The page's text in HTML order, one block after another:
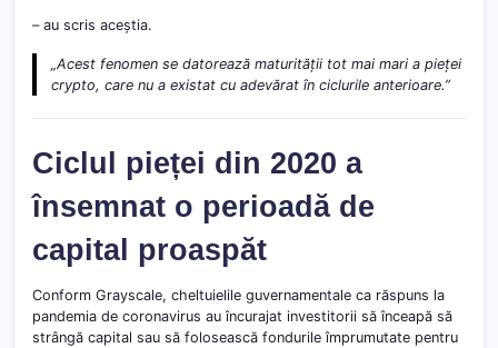
– au scris aceștia.
„Acest fenomen se datorează maturității tot mai mari a pieței
crypto, care nu a existat cu adevărat în ciclurile anterioare.”
Ciclul pieței din 2020 a
însemnat o perioadă de
capital proaspăt
Conform Grayscale, cheltuielile guvernamentale ca răspuns la
pandemia de coronavirus au încurajat investitorii să înceapă să
strângă capital sau să folosească fondurile împrumutate pentru